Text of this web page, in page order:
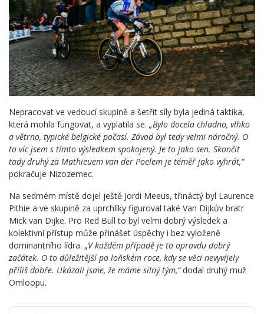
Nepracovat ve vedoucí skupině a šetřit síly byla jediná taktika,
která mohla fungovat, a vyplatila se. „Bylo docela chladno, vlhko
a větrno, typické belgické počasí. Závod byl tedy velmi náročný. O
to víc jsem s tímto výsledkem spokojený. Je to jako sen. Skončit
tady druhý za Mathieuem van der Poelem je téměř jako vyhrát,“
pokračuje Nizozemec.
Na sedmém místě dojel ještě Jordi Meeus, třináctý byl Laurence
Pithie a ve skupině za uprchlíky figuroval také Van Dijkův bratr
Mick van Dijke. Pro Red Bull to byl velmi dobrý výsledek a
kolektivní přístup může přinášet úspěchy i bez vyloženě
dominantního lídra. „V každém případě je to opravdu dobrý
začátek. O to důležitější po loňském roce, kdy se věci nevyvíjely
příliš dobře. Ukázali jsme, že máme silný tým,“dodal druhý muž
Omloopu.